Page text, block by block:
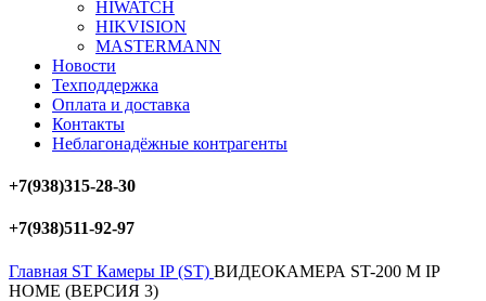
HIWATCH
HIKVISION
MASTERMANN
Новости
Техподдержка
Оплата и доставка
Контакты
Неблагонадёжные контрагенты
+7(938)315-28-30
+7(938)511-92-97
Главная ST Камеры IP (ST) ВИДЕОКАМЕРА ST-200 M IP
HOME (ВЕРСИЯ 3)